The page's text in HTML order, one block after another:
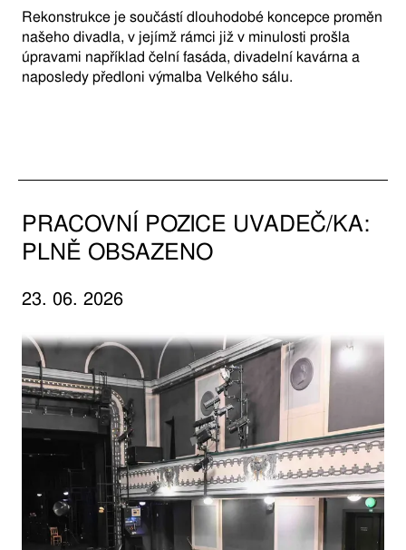
Rekonstrukce je součástí dlouhodobé koncepce proměn
našeho divadla, v jejímž rámci již v minulosti prošla
úpravami například čelní fasáda, divadelní kavárna a
naposledy předloni výmalba Velkého sálu.
PRACOVNÍ POZICE UVADEČ/KA:
PLNĚ OBSAZENO
23. 06. 2026